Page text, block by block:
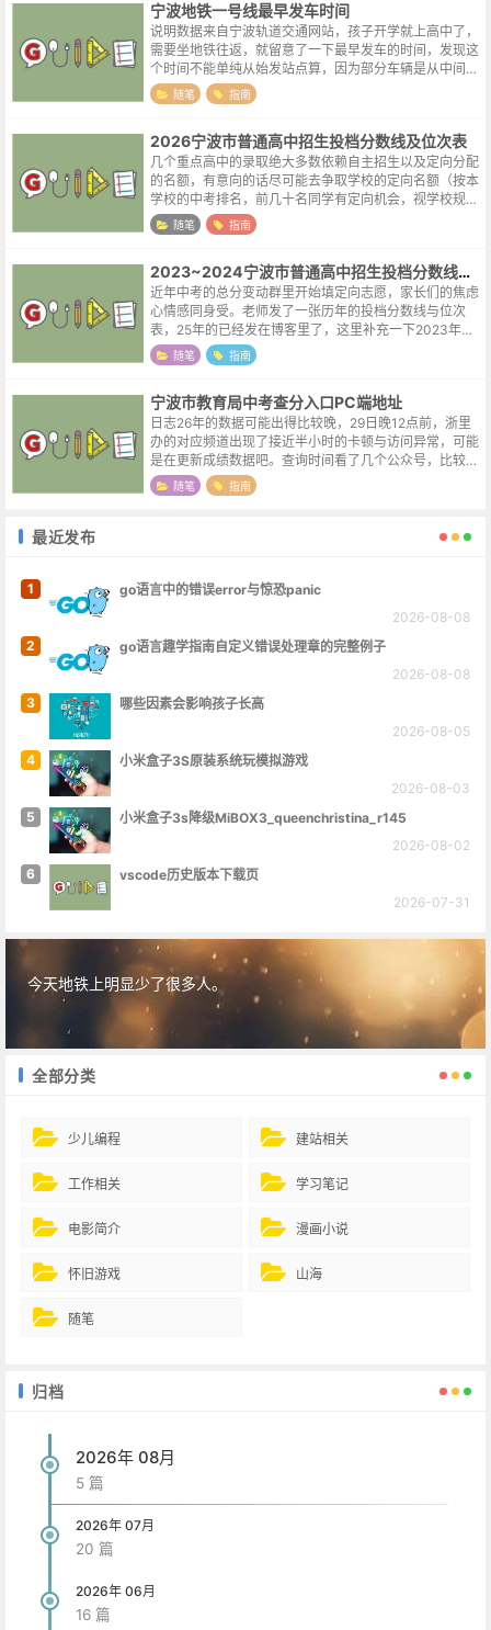
宁波地铁一号线最早发车时间
说明数据来自宁波轨道交通网站，孩子开学就上高中了，
需要坐地铁往返，就留意了一下最早发车的时间，发现这
个时间不能单纯从始发站点算，因为部分车辆是从中间站
点始发的，比如表格中的往霞浦方向首班车，这一方向在
中间站点东环南路也有一趟车首发，所...
随笔 指南
2026宁波市普通高中招生投档分数线及位次表
几个重点高中的录取绝大多数依赖自主招生以及定向分配
的名额，有意向的话尽可能去争取学校的定向名额（按本
学校的中考排名，前几十名同学有定向机会，视学校规模
不同名额会有较大出入）。孩子能进好的学校，那自然得
之我幸，但孩子努力了却没有考到满意...
随笔 指南
2023~2024宁波市普通高中招生投档分数线及位次表
近年中考的总分变动群里开始填定向志愿，家长们的焦虑
心情感同身受。老师发了一张历年的投档分数线与位次
表，25年的已经发在博客里了，这里补充一下2023年与
2024年的。因为2026年宁波的中考总分为660，与前两
年相同，23年的数据其实...
随笔 指南
宁波市教育局中考查分入口PC端地址
日志26年的数据可能出得比较晚，29日晚12点前，浙里
办的对应频道出现了接近半小时的卡顿与访问异常，可能
是在更新成绩数据吧。查询时间看了几个公众号，比较统
一的说法是30日下午2点，希望查分网站到时候能坚挺一
点。查分方式浙里办APP -...
随笔 指南
最近发布
1
go语言中的错误error与惊恐panic
2026-08-08
2
go语言趣学指南自定义错误处理章的完整例子
2026-08-08
3
哪些因素会影响孩子长高
2026-08-05
4
小米盒子3S原装系统玩模拟游戏
2026-08-03
5
小米盒子3s降级MiBOX3_queenchristina_r145
2026-08-02
6
vscode历史版本下载页
2026-07-31
今天地铁上明显少了很多人。
全部分类
少儿编程 建站相关
工作相关 学习笔记
电影简介 漫画小说
怀旧游戏 山海
随笔
归档
2026年 08月
5 篇
2026年 07月
20 篇
2026年 06月
16 篇